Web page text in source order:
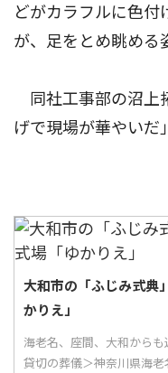
どがカラフルに色付
が、足をとめ眺める
同社工事部の沼上
げで現場が華やいだ
大和市の「ふじみ式典
かりえ」
海老名、座間、大和から
貸切の葬儀＞神奈川県海